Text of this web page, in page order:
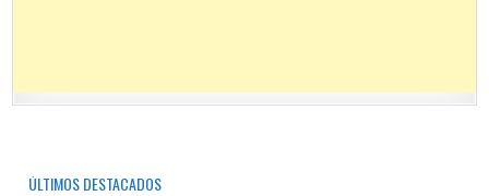
ÚLTIMOS DESTACADOS